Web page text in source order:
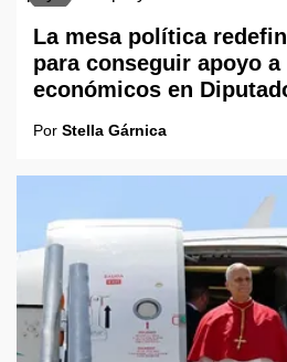
La mesa política
para conseguir apoyo
económicos en
Por Stella Gárnica